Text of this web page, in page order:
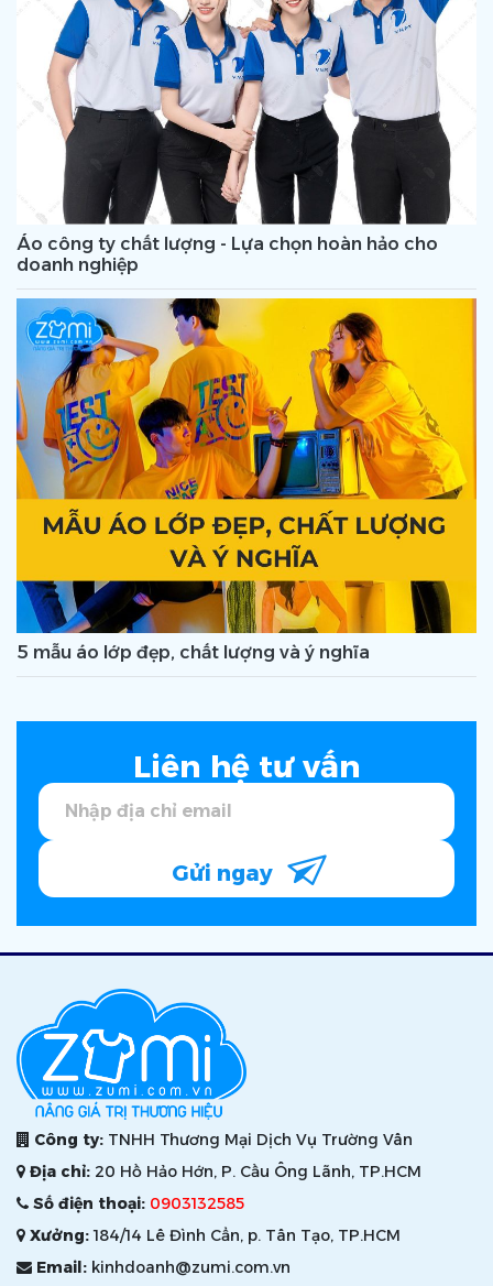
Áo công ty chất lượng - Lựa chọn hoàn hảo cho
doanh nghiệp
5 mẫu áo lớp đẹp, chất lượng và ý nghĩa
Liên hệ tư vấn
Gửi ngay
Công ty: TNHH Thương Mại Dịch Vụ Trường Vân
Địa chỉ: 20 Hồ Hảo Hớn, P. Cầu Ông Lãnh, TP.HCM
Số điện thoại: 0903132585
Xưởng:184/14 Lê Đình Cẩn, p. Tân Tạo, TP.HCM
Email: kinhdoanh@zumi.com.vn